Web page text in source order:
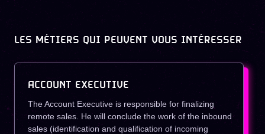
LES MÉTIERS QUI PEUVENT VOUS INTÉRESSER
ACCOUNT EXECUTIVE
The Account Executive is responsible for finalizing
remote sales. He will conclude the work of the inbound
sales (identification and qualification of incoming